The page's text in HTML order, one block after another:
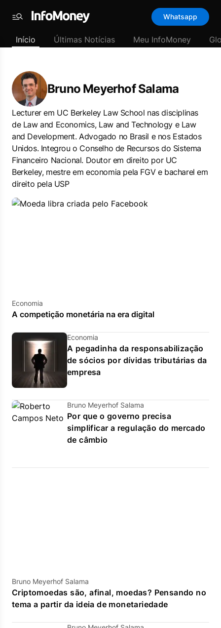
Menu
Whatsapp
Início Últimas Notícias Meu InfoMoney
Bruno Meyerhof Salama
Lecturer em UC Berkeley Law School nas disciplinas
de Law and Economics, Law and Technology e Law
and Development. Advogado no Brasil e nos Estados
Unidos. Integrou o Conselho de Recursos do Sistema
Financeiro Nacional. Doutor em direito por UC
Berkeley, mestre em economia pela FGV e bacharel em
direito pela USP
Economia
A competição monetária na era digital
Economia
A pegadinha da responsabilização
de sócios por dívidas tributárias da
empresa
Bruno Meyerhof Salama
Por que o governo precisa
simplificar a regulação do mercado
de câmbio
Bruno Meyerhof Salama
Criptomoedas são, afinal, moedas? Pensando no
tema a partir da ideia de monetariedade